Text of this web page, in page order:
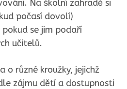
Na školní zahradě si
počasí dovolí)
se jim podaří
učitelů.
o různé kroužky, jejichž
zájmu dětí a dostupnosti